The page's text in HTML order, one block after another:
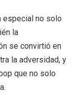
especial no solo
la
se convirtió en
la adversidad, y
que no solo